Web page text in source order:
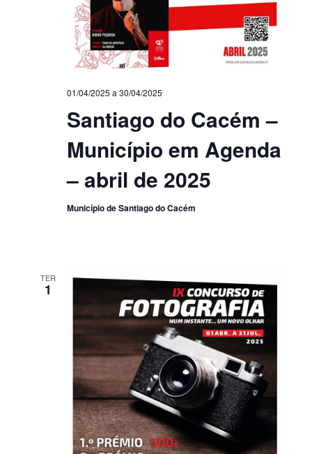
Santiago do Cacém –
Município em Agenda
– abril de 2025
01/04/2025 a 30/04/2025
Município de Santiago do Cacém
TER
1